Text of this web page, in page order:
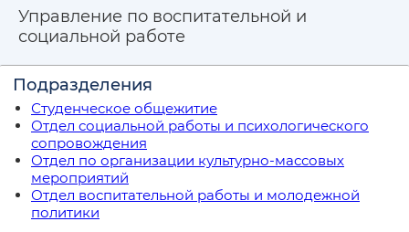
Управление по воспитательной и
социальной работе
Подразделения
Студенческое общежитие
Отдел социальной работы и психологического
сопровождения
Отдел по организации культурно-массовых
мероприятий
Отдел воспитательной работы и молодежной
политики